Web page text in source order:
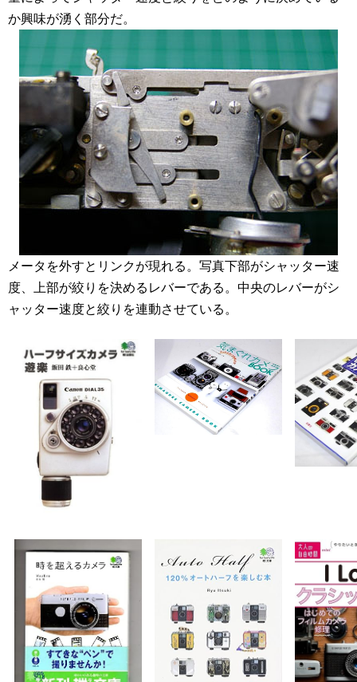
か興味が湧く部分だ。
メータを外すとリンクが現れる。写真下部がシャッター速
度、上部が絞りを決めるレバーである。中央のレバーがシ
ャッター速度と絞りを連動させている。